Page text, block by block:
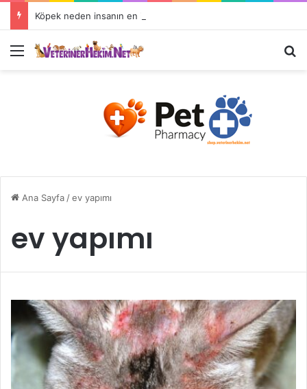
Köpek neden insanın en iyi dostudur?
Ana Sayfa/ev yapımı
ev yapımı